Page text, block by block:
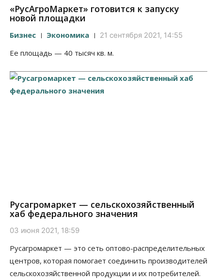
«РусАгроМаркет» готовится к запуску
новой площадки
Бизнес Экономика 21 сентября 2021, 14:55
Ее площадь — 40 тысяч кв. м.
Русагромаркет — сельскохозяйственный
хаб федерального значения
03 июня 2021, 18:59
Русагромаркет — это сеть оптово-распределительных
центров, которая помогает соединить производителей
сельскохозяйственной продукции и их потребителей.